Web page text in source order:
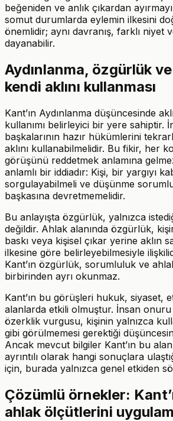
beğeniden ve anlık çıkardan
somut durumlarda eylemin ilkesini
önemlidir; aynı davranış, farklı niyet
dayanabilir.
Aydınlanma, özgürlük ve
kendi aklını kullanması
Kant’ın Aydınlanma düşüncesinde
kullanımı belirleyici bir yere sahiptir.
başkalarının hazır hükümlerini
aklını kullanabilmelidir. Bu fikir, her
görüşünü reddetmek anlamına
anlamlı bir iddiadır: Kişi, bir yargıyı
sorgulayabilmeli ve düşünme
başkasına devretmemelidir.
Bu anlayışta özgürlük, yalnızca
değildir. Ahlak alanında özgürlük,
baskı veya kişisel çıkar yerine aklın
ilkesine göre belirleyebilmesiyle
Kant’ın özgürlük, sorumluluk ve
birbirinden ayrı okunmaz.
Kant’ın bu görüşleri hukuk, siyaset,
alanlarda etkili olmuştur. İnsan
özerklik vurgusu, kişinin yalnızca
gibi görülmemesi gerektiği
Ancak mevcut bilgiler Kant’ın bu
ayrıntılı olarak hangi sonuçlara
için, burada yalnızca genel etkiden
Çözümlü örnekler:
ahlak ölçütlerini